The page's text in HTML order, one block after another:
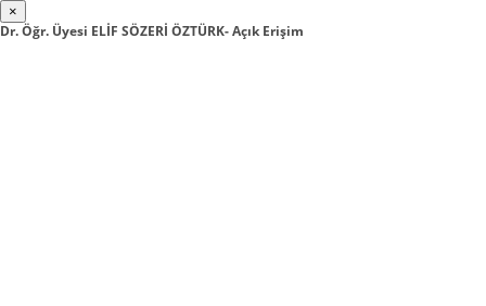
×
Dr. Öğr. Üyesi ELİF SÖZERİ ÖZTÜRK- Açık Erişim